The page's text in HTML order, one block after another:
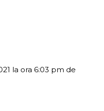
la ora 6:03 pm de